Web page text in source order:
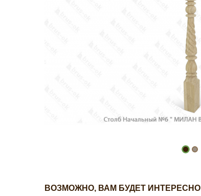
ВОЗМОЖНО, ВАМ БУДЕТ ИНТЕРЕСНО